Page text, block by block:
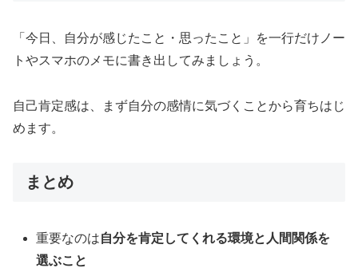
「今日、自分が感じたこと・思ったこと」を一行だけノー
トやスマホのメモに書き出してみましょう。
自己肯定感は、まず自分の感情に気づくことから育ちはじ
めます。
まとめ
重要なのは自分を肯定してくれる環境と人間関係を
選ぶこと